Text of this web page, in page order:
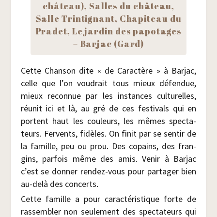
châ­teau), Salles du châ­teau,
Salle Trin­ti­gnant, Cha­pi­teau du
Pra­det, Le jar­din des papo­tages
– Bar­jac (Gard)
Cette Chan­son dite « de Carac­tère » à Bar­jac,
celle que l’on vou­drait tous mieux défen­due,
mieux recon­nue par les ins­tances cultu­relles,
réunit ici et là, au gré de ces fes­ti­vals qui en
portent haut les cou­leurs, les mêmes spec­ta­
teurs. Fer­vents, fidèles. On finit par se sen­tir de
la famille, peu ou prou. Des copains, des fran­
gins, par­fois même des amis. Venir à Bar­jac
c’est se don­ner ren­dez-vous pour par­ta­ger bien
au-delà des concerts.
Cette famille a pour carac­té­ris­tique forte de
ras­sem­bler non seule­ment des spec­ta­teurs qui